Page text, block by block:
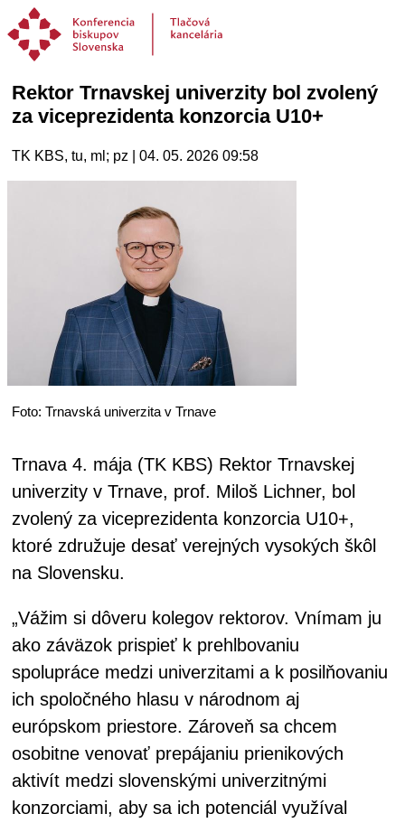
Rektor Trnavskej univerzity bol zvolený
za viceprezidenta konzorcia U10+
TK KBS, tu, ml; pz | 04. 05. 2026 09:58
Foto: Trnavská univerzita v Trnave
Trnava 4. mája (TK KBS) Rektor Trnavskej
univerzity v Trnave, prof. Miloš Lichner, bol
zvolený za viceprezidenta konzorcia U10+,
ktoré združuje desať verejných vysokých škôl
na Slovensku.
„Vážim si dôveru kolegov rektorov. Vnímam ju
ako záväzok prispieť k prehlbovaniu
spolupráce medzi univerzitami a k posilňovaniu
ich spoločného hlasu v národnom aj
európskom priestore. Zároveň sa chcem
osobitne venovať prepájaniu prienikových
aktivít medzi slovenskými univerzitnými
konzorciami, aby sa ich potenciál využíval